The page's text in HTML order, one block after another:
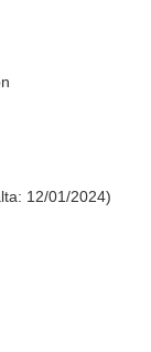
12/01/2024)